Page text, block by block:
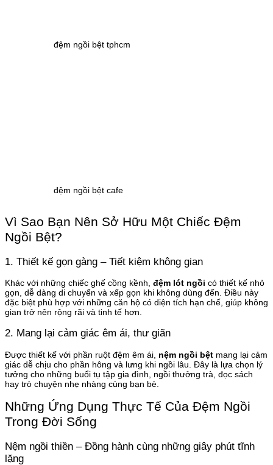
đệm ngồi bệt tphcm
đệm ngồi bệt cafe
Vì Sao Bạn Nên Sở Hữu Một Chiếc Đệm
Ngồi Bệt?
1. Thiết kế gọn gàng – Tiết kiệm không gian
Khác với những chiếc ghế cồng kềnh, đệm lót ngồi có thiết kế nhỏ
gọn, dễ dàng di chuyển và xếp gọn khi không dùng đến. Điều này
đặc biệt phù hợp với những căn hộ có diện tích hạn chế, giúp không
gian trở nên rộng rãi và tinh tế hơn.
2. Mang lại cảm giác êm ái, thư giãn
Được thiết kế với phần ruột đệm êm ái, nệm ngồi bệt mang lại cảm
giác dễ chịu cho phần hông và lưng khi ngồi lâu. Đây là lựa chọn lý
tưởng cho những buổi tụ tập gia đình, ngồi thưởng trà, đọc sách
hay trò chuyện nhẹ nhàng cùng bạn bè.
Những Ứng Dụng Thực Tế Của Đệm Ngồi
Trong Đời Sống
Nệm ngồi thiền – Đồng hành cùng những giây phút tĩnh
lặng